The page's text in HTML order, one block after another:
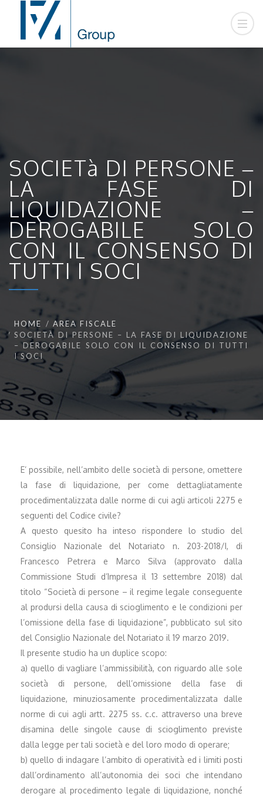
SOCIETà DI PERSONE –
LA FASE DI
LIQUIDAZIONE –
DEROGABILE SOLO
CON IL CONSENSO DI
TUTTI I SOCI
HOME
AREA FISCALE
SOCIETÀ DI PERSONE – LA FASE DI LIQUIDAZIONE
– DEROGABILE SOLO CON IL CONSENSO DI TUTTI
I SOCI
E’ possibile, nell’ambito delle società di persone, omettere
la fase di liquidazione, per come dettagliatamente
procedimentalizzata dalle norme di cui agli articoli 2275 e
seguenti del Codice civile?
A questo quesito ha inteso rispondere lo studio del
Consiglio Nazionale del Notariato n. 203-2018/I, di
Francesco Petrera e Marco Silva (approvato dalla
Commissione Studi d’Impresa il 13 settembre 2018) dal
titolo “Società di persone – il regime legale conseguente
al prodursi della causa di scioglimento e le condizioni per
l’omissione della fase di liquidazione”, pubblicato sul sito
del Consiglio Nazionale del Notariato il 19 marzo 2019.
Il presente studio ha un duplice scopo:
a) quello di vagliare l’ammissibilità, con riguardo alle sole
società di persone, dell’omissione della fase di
liquidazione, minuziosamente procedimentalizzata dalle
norme di cui agli artt. 2275 ss. c.c. attraverso una breve
disamina delle singole cause di scioglimento previste
dalla legge per tali società e del loro modo di operare;
b) quello di indagare l’ambito di operatività ed i limiti posti
dall’ordinamento all’autonomia dei soci che intendano
derogare al procedimento legale di liquidazione, nonché